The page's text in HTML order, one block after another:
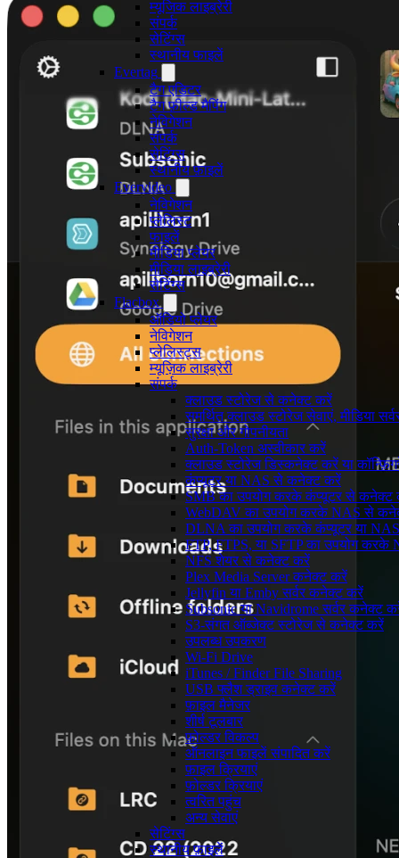
म्यूजिक लाइब्रेरी
संपर्क
सेटिंग्स
स्थानीय फाइलें
Evertag
टैग एडिटर
टैग फ़ील्ड मैपिंग
नेविगेशन
संपर्क
सेटिंग्स
स्थानीय फ़ाइलें
Evervideo
नेविगेशन
प्लेलिस्ट
फाइलें
मीडिया प्लेयर
मीडिया लाइब्रेरी
सेटिंग्स
Flacbox
ऑडियो प्लेयर
नेविगेशन
प्लेलिस्ट्स
म्यूज़िक लाइब्रेरी
संपर्क
क्लाउड स्टोरेज से कनेक्ट करें
समर्थित क्लाउड स्टोरेज सेवाएं, मीडिया
सुरक्षा और गोपनीयता
Auth-Token अस्वीकार करें
क्लाउड स्टोरेज डिस्कनेक्ट करें या
कंप्यूटर या NAS से कनेक्ट करें
SMB का उपयोग करके कंप्यूटर से कनेक्ट
WebDAV का उपयोग करके NAS से
DLNA का उपयोग करके कंप्यूटर या
FTP, FTPS, या SFTP का उपयोग करके
NFS शेयर से कनेक्ट करें
Plex Media Server कनेक्ट करें
Jellyfin या Emby सर्वर कनेक्ट करें
Subsonic या Navidrome सर्वर कनेक्ट
S3-संगत ऑब्जेक्ट स्टोरेज से कनेक्ट करें
उपलब्ध उपकरण
Wi-Fi Drive
iTunes / Finder File Sharing
USB फ्लैश ड्राइव कनेक्ट करें
फ़ाइल मैनेजर
शीर्ष टूलबार
फ़ोल्डर विकल्प
ऑनलाइन फाइलें संपादित करें
फ़ाइल क्रियाएं
फ़ोल्डर क्रियाएं
त्वरित पहुंच
अन्य सेवाएं
सेटिंग्स
स्थानीय फ़ाइलें